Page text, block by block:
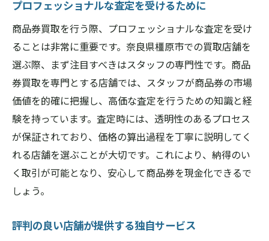
プロフェッショナルな査定を受けるために
商品券買取を行う際、プロフェッショナルな査定を受け
ることは非常に重要です。奈良県橿原市での買取店舗を
選ぶ際、まず注目すべきはスタッフの専門性です。商品
券買取を専門とする店舗では、スタッフが商品券の市場
価値を的確に把握し、高価な査定を行うための知識と経
験を持っています。査定時には、透明性のあるプロセス
が保証されており、価格の算出過程を丁寧に説明してく
れる店舗を選ぶことが大切です。これにより、納得のい
く取引が可能となり、安心して商品券を現金化できるで
しょう。
評判の良い店舗が提供する独自サービス